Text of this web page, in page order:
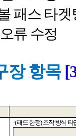
패스 타겟
류 수정
장 항목
- (패드 한정)조작 방식